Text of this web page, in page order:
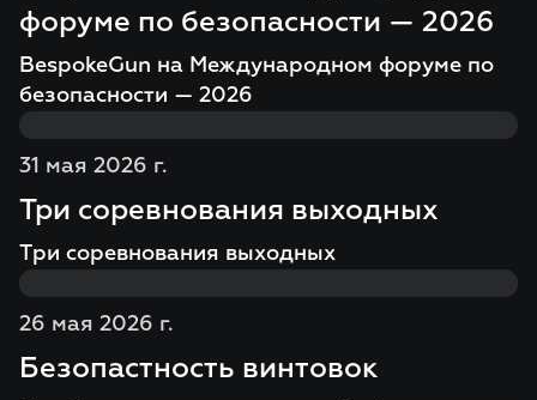
форуме по безопасности — 2026
BespokeGun на Международном форуме по
безопасности — 2026
31 мая 2026 г.
Три соревнования выходных
Три соревнования выходных
26 мая 2026 г.
Безопастность винтовок